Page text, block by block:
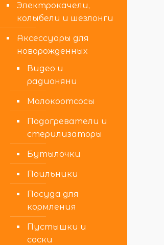
Электрокачели,
колыбели и шезлонги
Аксессуары для
новорожденных
Видео и
радионяни
Молокоотсосы
Подогреватели и
стерилизаторы
Бутылочки
Поильники
Посуда для
кормления
Пустышки и
соски